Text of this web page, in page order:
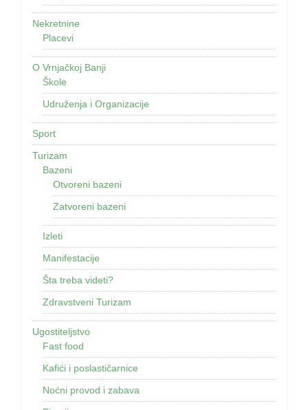
Nekretnine
Placevi
O Vrnjačkoj Banji
Škole
Udruženja i Organizacije
Sport
Turizam
Bazeni
Otvoreni bazeni
Zatvoreni bazeni
Izleti
Manifestacije
Šta treba videti?
Zdravstveni Turizam
Ugostiteljstvo
Fast food
Kafići i poslastičarnice
Noćni provod i zabava